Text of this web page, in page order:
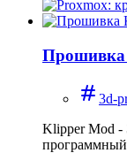
Прошивка
3d-
Klipper Mod -